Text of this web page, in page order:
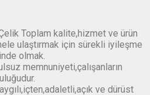
Toplam kalite,hizmet ve ürün
ulaştırmak için sürekli iyileşme
olmak.
memnuniyeti,çalışanların
ve dürüst